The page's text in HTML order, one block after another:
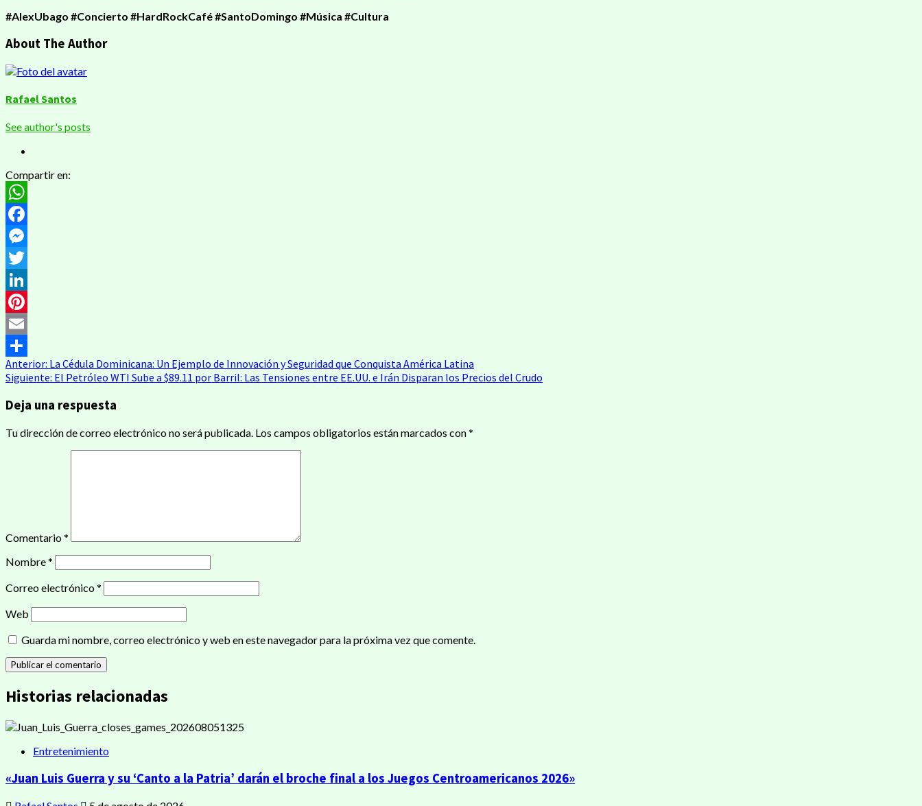
#AlexUbago #Concierto #HardRockCafé #SantoDomingo #Música #Cultura
About The Author
Rafael Santos
See author's posts
Compartir en:
WhatsApp
Facebook
Messenger
Twitter
LinkedIn
Pinterest
Email
Compartir
Navegación
de
entradas
Anterior: La Cédula Dominicana: Un Ejemplo de Innovación y Seguridad que Conquista América Latina
Siguiente: El Petróleo WTI Sube a $89.11 por Barril: Las Tensiones entre EE.UU. e Irán Disparan los Precios del Crudo
Deja una respuesta
Tu dirección de correo electrónico no será publicada. Los campos obligatorios están marcados con*
Comentario*
Nombre*
Correo electrónico*
Web
Guarda mi nombre, correo electrónico y web en este navegador para la próxima vez que comente.
Historias relacionadas
Entretenimiento
«Juan Luis Guerra y su ‘Canto a la Patria’ darán el broche final a los Juegos Centroamericanos 2026»